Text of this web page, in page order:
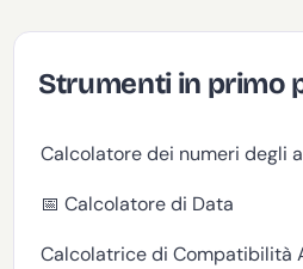
Strumenti in primo
Calcolatore dei numeri degli
📅 Calcolatore di Data
Calcolatrice di Compatibilità